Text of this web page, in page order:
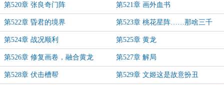
第520章 张良奇门阵 第521章 画外血书
第522章 昏君的境界 第523章 桃花星阵……那啥三千
第524章 战况顺利 第525章 黄龙
第526章 修复画卷，融合黄龙 第527章 解局
第528章 伏击槽帮 第529章 文姬这是故意扮丑